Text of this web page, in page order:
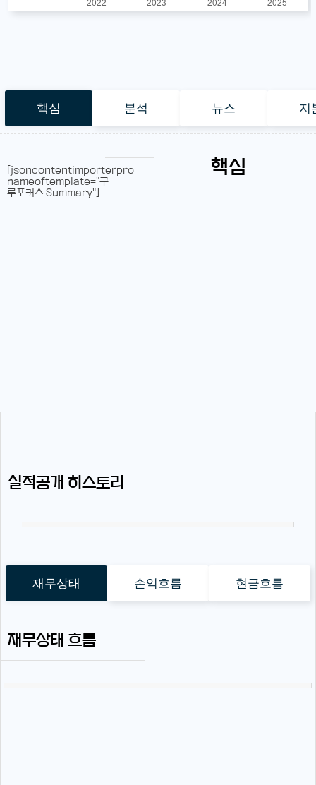
핵심 분석 뉴스 지
핵심
[jsoncontentimporterpro
nameoftemplate="구
루포커스 Summary"]
실적공개 히스토리
재무상태 손익흐름 현금흐름
재무상태 흐름